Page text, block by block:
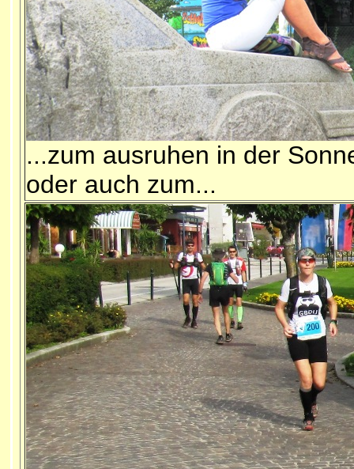
...zum ausruhen in der
oder auch zum...